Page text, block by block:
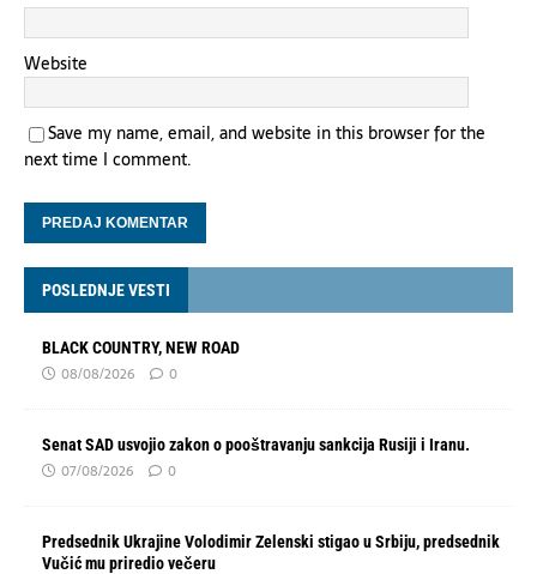
Website
Save my name, email, and website in this browser for the
next time I comment.
POSLEDNJE VESTI
BLACK COUNTRY, NEW ROAD
08/08/2026 0
Senat SAD usvojio zakon o pooštravanju sankcija Rusiji i Iranu.
07/08/2026 0
Predsednik Ukrajine Volodimir Zelenski stigao u Srbiju, predsednik
Vučić mu priredio večeru